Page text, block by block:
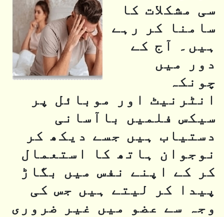
سی مشکلات کا
سامنا کر رہے
ہیں۔ آج کے
دور میں
چونکہ
انٹرنیٹ اور موبائل پر
سیکس فلمیں باآسانی
دستیاب ہیں جسے دیکھ کر
نوجوان ہاتھ کا استعمال
کر کے اپنے نفس میں بگاڑ
پیدا کر لیتے ہیں جس کی
وجہ سے عضو میں غیر ضروری